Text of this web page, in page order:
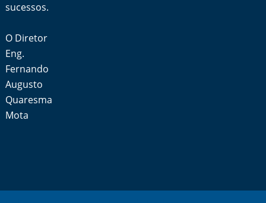
sucessos.
O Diretor
Eng.
Fernando
Augusto
Quaresma
Mota